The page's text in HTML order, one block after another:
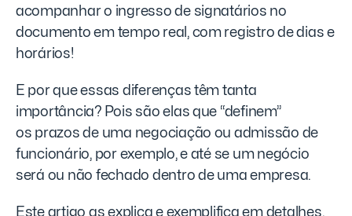
acompanhar o ingresso de signatários no
documento em tempo real, com registro de dias e
horários!
E por que essas diferenças têm tanta
importância? Pois são elas que “definem”
os prazos de uma negociação ou admissão de
funcionário, por exemplo, e até se um negócio
será ou não fechado dentro de uma empresa.
Este artigo as explica e exemplifica em detalhes.